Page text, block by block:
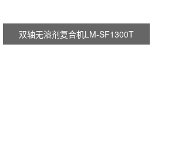
双轴无溶剂复合机LM-SF1300T